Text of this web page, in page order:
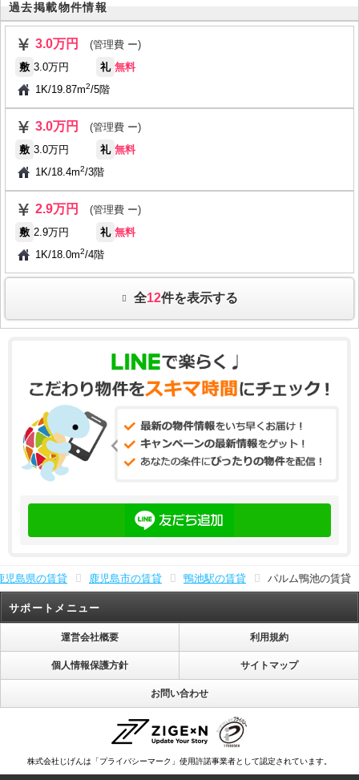
過去掲載物件情報
3.0万円
(管理費 ー)
敷 3.0万円 礼 無料
1K/19.87m2/5階
3.0万円
(管理費 ー)
敷 3.0万円 礼 無料
1K/18.4m2/3階
2.9万円
(管理費 ー)
敷 2.9万円 礼 無料
1K/18.0m2/4階
全12件を表示する
児島県の賃貸 鹿児島市の賃貸 鴨池駅の賃貸 パルム鴨池の賃貸
サポートメニュー
運営会社概要 利用規約
個人情報保護方針 サイトマップ
お問い合わせ
株式会社じげんは「プライバシーマーク」使用許諾事業者として認定されています。